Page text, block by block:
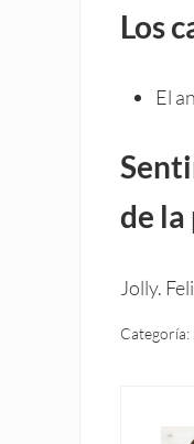
Los
El
de
Jolly.
Categoría: